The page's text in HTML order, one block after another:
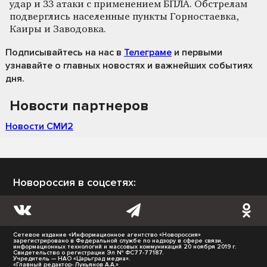
удар и 33 атаки с применением БПЛА. Обстрелам
подверглись населенные пункты Горностаевка,
Каиры и Заводовка.
Подписывайтесь на нас в Телеграме и первыми
узнавайте о главных новостях и важнейших событиях
дня.
Новости партнеров
Новости СМИ2
Новороссия в соцсетях:
Сетевое издание «Информационное агентство «Новороссия»
зарегистрировано в Федеральной службе по надзору в сфере связи,
информационных технологий и массовых коммуникаций 20 ноября 2019 г.
Свидетельство о регистрации Эл № ФС77-77187.
Учредитель — НАО «Царьград медиа».
«Главный редактор- Лукьянов А.А.»